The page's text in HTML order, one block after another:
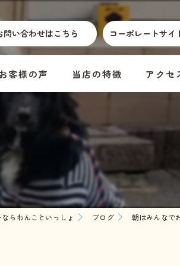
問い合わせはこちら コーポレートサイ
客様の声 当店の特徴
散歩代行
介護
訪問
預かり
アクセ
横須
らわんこといっしょ ブログ 朝はみんなで